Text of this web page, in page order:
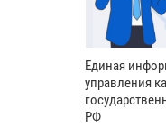
Единая
управления
РФ